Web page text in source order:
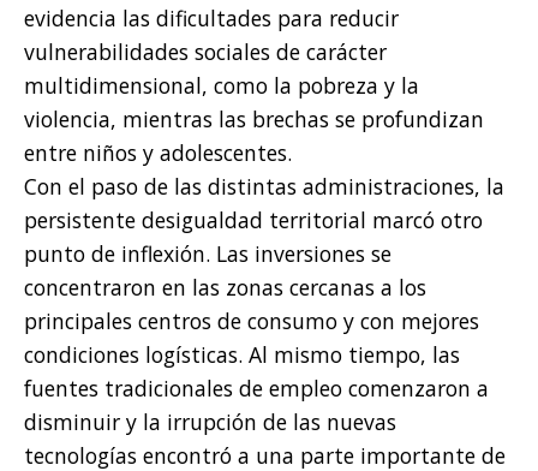
evidencia las dificultades para reducir
vulnerabilidades sociales de carácter
multidimensional, como la pobreza y la
violencia, mientras las brechas se profundizan
entre niños y adolescentes.
Con el paso de las distintas administraciones, la
persistente desigualdad territorial marcó otro
punto de inflexión. Las inversiones se
concentraron en las zonas cercanas a los
principales centros de consumo y con mejores
condiciones logísticas. Al mismo tiempo, las
fuentes tradicionales de empleo comenzaron a
disminuir y la irrupción de las nuevas
tecnologías encontró a una parte importante de